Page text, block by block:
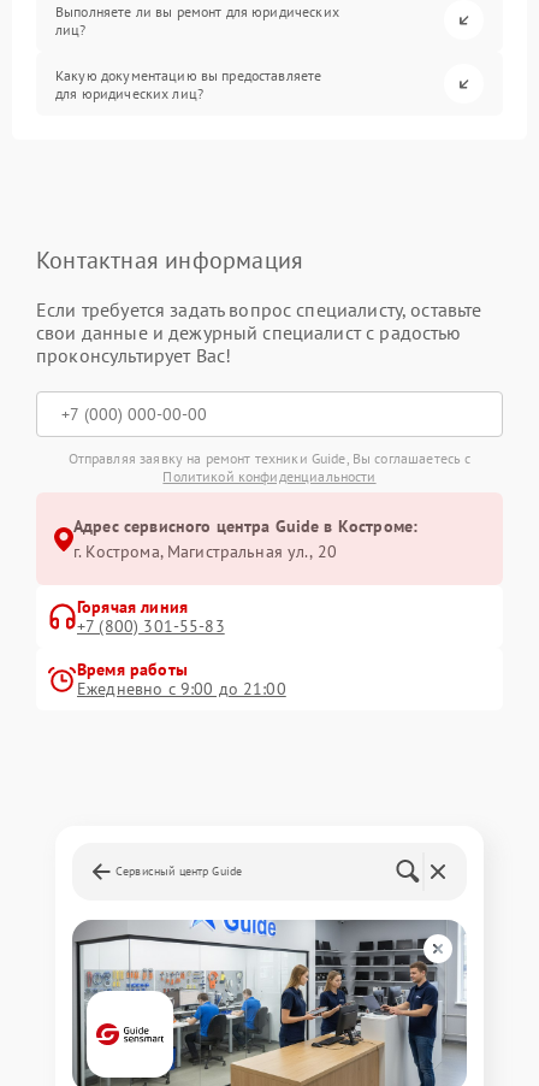
Выполняете ли вы ремонт для юридических
лиц?
Какую документацию вы предоставляете
для юридических лиц?
Контактная информация
Если требуется задать вопрос специалисту, оставьте
свои данные и дежурный специалист с радостью
проконсультирует Вас!
Отправляя заявку на ремонт техники Guide, Вы соглашаетесь с
Политикой конфиденциальности
Адрес сервисного центра Guide в Костроме:
г. Кострома, Магистральная ул., 20
Горячая линия
+7 (800) 301-55-83
Время работы
Ежедневно с 9:00 до 21:00
Сервисный центр Guide